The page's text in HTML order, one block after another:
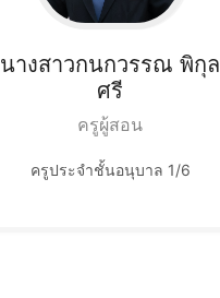
นางสาวกนกวรรณ พิกุล
ศรี
ครูผู้สอน
ครูประจำชั้นอนุบาล 1/6